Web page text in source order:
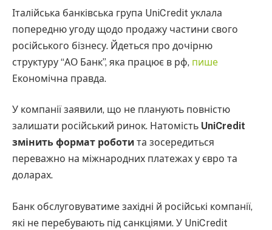
Італійська банківська група UniCredit уклала
попередню угоду щодо продажу частини свого
російського бізнесу. Йдеться про дочірню
структуру “АО Банк”, яка працює в рф, пише
Економічна правда.
У компанії заявили, що не планують повністю
залишати російський ринок. Натомість UniCredit
змінить формат роботи та зосередиться
переважно на міжнародних платежах у євро та
доларах.
Банк обслуговуватиме західні й російські компанії,
які не перебувають під санкціями. У UniCredit